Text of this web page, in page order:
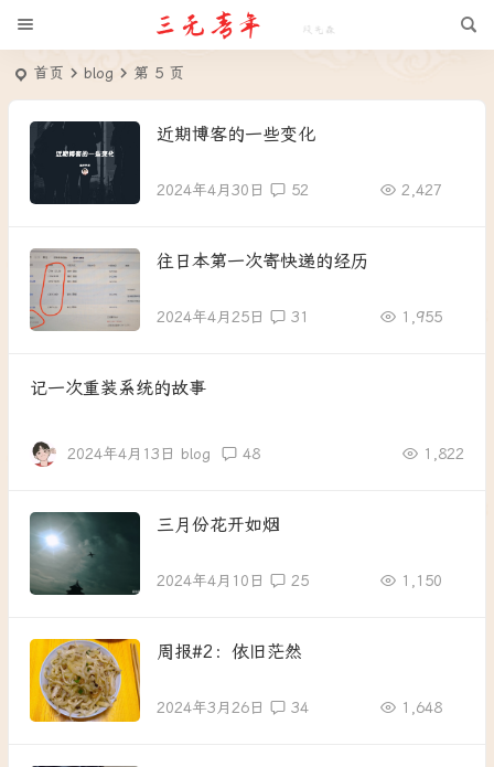
首页 blog 第 5 页
近期博客的一些变化
2024年4月30日 2,427
52
往日本第一次寄快递的经历
2024年4月25日 1,955
31
记一次重装系统的故事
2024年4月13日 blog 1,822
48
三月份花开如烟
2024年4月10日 1,150
25
周报#2：依旧茫然
2024年3月26日 1,648
34